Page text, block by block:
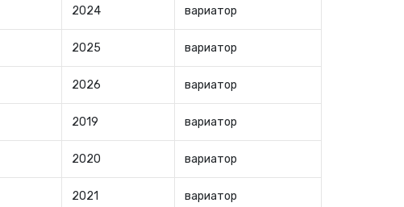
2024 вариатор
2025 вариатор
2026 вариатор
2019 вариатор
2020 вариатор
2021 вариатор